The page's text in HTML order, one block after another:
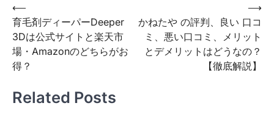
投
稿
ナ
ビ
ー
⟵
育毛剤ディーパーDeeper
3Dは公式サイトと楽天市
場・Amazonのどちらがお
得？
かねたや の評判、良い 口コ
ミ、悪い口コミ、メリット
とデメリットはどうなの？
【徹底解説】
⟶
Related Posts